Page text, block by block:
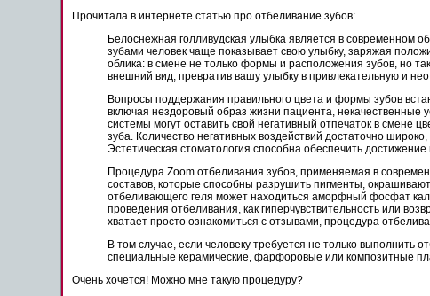
Прочитала в интернете статью про отбеливание зубов:
Белоснежная голливудская улыбка является в современном
зубами человек чаще показывает свою улыбку, заряжая
облика: в смене не только формы и расположения зубов, но
внешний вид, превратив вашу улыбку в привлекательную и
Вопросы поддержания правильного цвета и формы зубов
включая нездоровый образ жизни пациента, некачественные
системы могут оставить свой негативный отпечаток в смене
зуба. Количество негативных воздействий достаточно
Эстетическая стоматология способна обеспечить
Процедура Zoom отбеливания зубов, применяемая в
составов, которые способны разрушить пигменты,
отбеливающего геля может находиться аморфный фосфат
проведения отбеливания, как гиперчувствительность или
хватает просто ознакомиться с отзывами, процедура
В том случае, если человеку требуется не только
специальные керамические, фарфоровые или композитные
Очень хочется! Можно мне такую процедуру?